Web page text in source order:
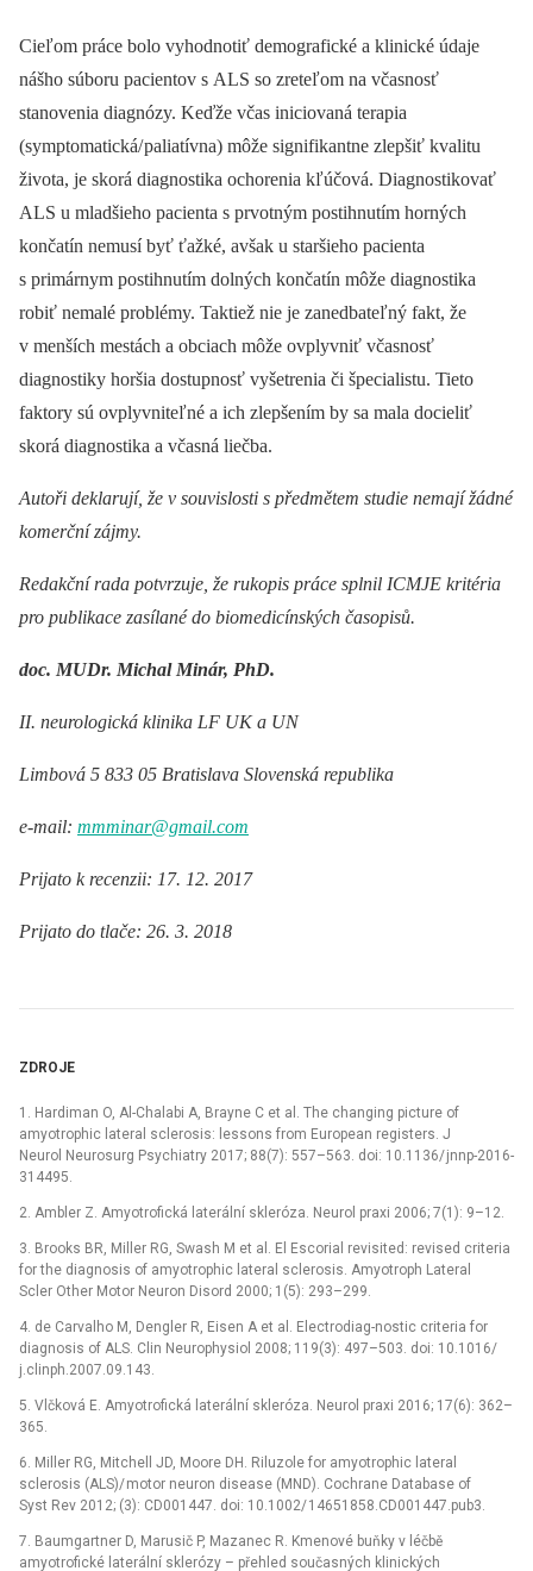
Cieľom práce bolo vyhodnotiť demografické a klinické údaje
nášho súboru pacientov s ALS so zreteľom na včasnosť
stanovenia diagnózy. Keďže včas iniciovaná terapia
(symptomatická/ paliatívna) môže signifikantne zlepšiť kvalitu
života, je skorá dia­gnostika ochorenia kľúčová. Diagnostikovať
ALS u mladšieho pacienta s prvotným postihnutím horných
končatín nemusí byť ťažké, avšak u staršieho pacienta
s primárnym postihnutím dolných končatín môže diagnostika
robiť nemalé problémy. Taktiež nie je zanedbateľný fakt, že
v menších mestách a obciach môže ovplyvniť včasnosť
diagnostiky horšia dostupnosť vyšetrenia či špecialistu. Tieto
faktory sú ovplyvniteľné a ich zlepšením by sa mala docieliť
skorá diagnostika a včasná liečba.
Autoři deklarují, že v souvislosti s předmětem studie nemají žádné
komerční zájmy.
Redakční rada potvrzuje, že rukopis práce splnil ICMJE kritéria
pro publikace zasílané do biomedicínských časopisů.
doc. MUDr. Michal Minár, PhD.
II. neurologická klinika LF UK a UN
Limbová 5 833 05 Bratislava Slovenská republika
e-mail: mmminar@gmail.com
Prijato k recenzii: 17. 12. 2017
Prijato do tlače: 26. 3. 2018
ZDROJE
1. Hardiman O, Al-Chalabi A, Brayne C et al. The changing picture of
amyotrophic lateral sclerosis: lessons from European registers. J
Neurol Neurosurg Psychiatry 2017; 88(7): 557–563. doi: 10.1136/ jnnp-2016-
314495.
2. Ambler Z. Amyotrofická laterální skleróza. Neurol praxi 2006; 7(1): 9–12.
3. Brooks BR, Miller RG, Swash M et al. El Escorial revisit­­ed: revised criteria
for the dia­gnosis of amyotrophic lateral sclerosis. Amyotroph Lateral
Scler Other Motor Neuron Disord 2000; 1(5): 293–299.
4. de Carvalho M, Dengler R, Eisen A et al. Electrodia­g­­­-nostic criteria for
dia­gnosis of ALS. Clin Neurophysiol 2008; 119(3): 497–503. doi: 10.1016/
j.clinph.2007.09.143.
5. Vlčková E. Amyotrofická laterální skleróza. Neurol praxi 2016; 17(6): 362–
365.
6. Miller RG, Mitchell JD, Moore DH. Riluzole for amyotrophic lateral
sclerosis (ALS)/ motor neuron disease (MND). Cochrane Database of
Syst Rev 2012; (3): CD001447. doi: 10.1002/ 14651858.CD001447.pub3.
7. Baumgartner D, Marusič P, Mazanec R. Kmenové buňky v léčbě
amyotrofické laterální sklerózy –⁠ přehled současných klinických